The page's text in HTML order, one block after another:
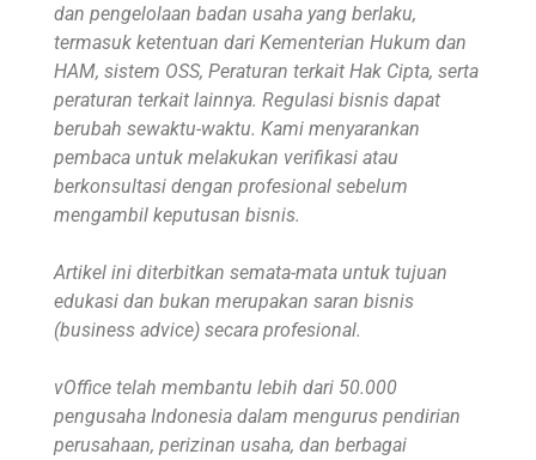
dan pengelolaan badan usaha yang berlaku,
termasuk ketentuan dari Kementerian Hukum dan
HAM, sistem OSS, Peraturan terkait Hak Cipta, serta
peraturan terkait lainnya. Regulasi bisnis dapat
berubah sewaktu-waktu. Kami menyarankan
pembaca untuk melakukan verifikasi atau
berkonsultasi dengan profesional sebelum
mengambil keputusan bisnis.
Artikel ini diterbitkan semata-mata untuk tujuan
edukasi dan bukan merupakan saran bisnis
(business advice) secara profesional.
vOffice telah membantu lebih dari 50.000
pengusaha Indonesia dalam mengurus pendirian
perusahaan, perizinan usaha, dan berbagai